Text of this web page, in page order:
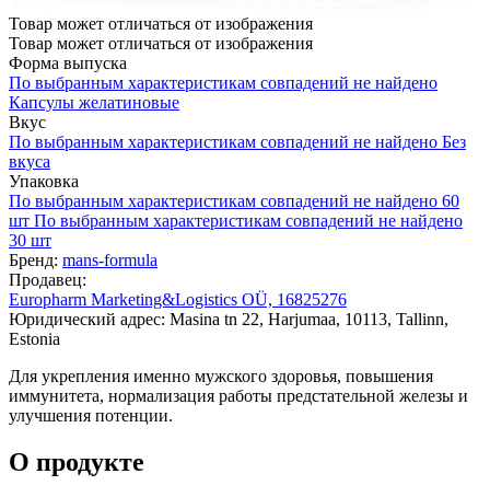
Товар может отличаться от изображения
Товар может отличаться от изображения
Форма выпуска
По выбранным характеристикам совпадений не найдено
Капсулы желатиновые
Вкус
По выбранным характеристикам совпадений не найдено Без
вкуса
Упаковка
По выбранным характеристикам совпадений не найдено 60
шт По выбранным характеристикам совпадений не найдено
30 шт
Бренд: mans-formula
Продавец:
Europharm Marketing&Logistics OÜ, 16825276
Юридический адрес: Masina tn 22, Harjumaa, 10113, Tallinn,
Estonia
Для укрепления именно мужского здоровья, повышения
иммунитета, нормализация работы предстательной железы и
улучшения потенции.
О продукте